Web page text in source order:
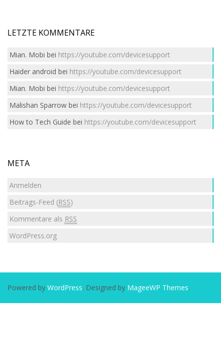
LETZTE KOMMENTARE
Mian. Mobi bei https://youtube.com/devicesupport
Haider android bei https://youtube.com/devicesupport
Mian. Mobi bei https://youtube.com/devicesupport
Malishan Sparrowbei https://youtube.com/devicesupport
How to Tech Guide bei https://youtube.com/devicesupport
META
Anmelden
Beitrags-Feed (RSS)
Kommentare als RSS
WordPress.org
Powered by WordPress. Designed by MageeWP Themes.